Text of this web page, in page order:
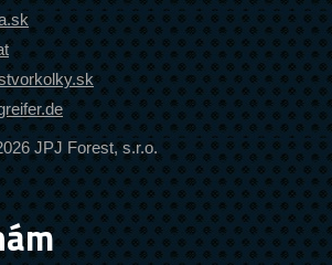
JPJ Forest, s.r.o.